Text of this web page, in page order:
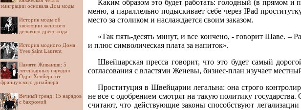
эмиграции основала Дом моды
Историк моды об
эволюции женского
делового дресс-кода
История модного Дома
Yves Saint Laurent
Памяти Живанши: 5
легендарных нарядов
Одри Хепберн от
французского дизайнера
Вечный тренд: 15 нарядов
с бахромой
Каким образом это будет работать: голодный (в прямом
меню, а параллельно подыскивает себе через IPad
место за столиком и наслаждается своим заказом.
«Так пять-десять минут, и все кончено, - говорит Шаве. –
и плюс символическая плата за напиток».
Швейцарская пресса говорит, что это будет самый
согласования с властями Женевы, бизнес-план изучает
Проституция в Швейцарии легальна: она строго
не все с одобрением смотрят на такую политику
считают, что действующие законы способствуют